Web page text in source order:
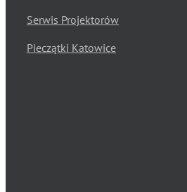
Serwis Projektorów
Pieczątki Katowice